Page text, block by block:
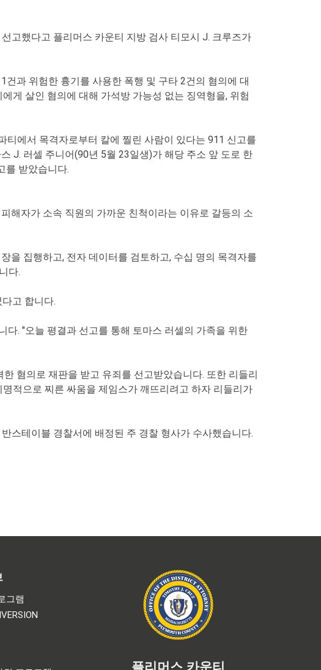
고했다고 플리머스 카운티 지방 검사 티모시 J. 크루즈가
과 위험한 흉기를 사용한 폭행 및 구타 2건의 혐의에 대
게 살인 혐의에 대해 가석방 가능성 없는 징역형을, 위험
에서 목격자로부터 칼에 찔린 사람이 있다는 911 신고를
J. 러셀 주니어(90년 5월 23일생)가 해당 주소 앞 도로 한
를 받았습니다.
해자가 소속 직원의 가까운 친척이라는 이유로 갈등의 소
을 집행하고, 전자 데이터를 검토하고, 수십 명의 목격자를
다.
고 합니다.
. "오늘 평결과 선고를 통해 토마스 러셀의 가족을 위한
혐의로 재판을 받고 유죄를 선고받았습니다. 또한 리들리
적으로 찌른 싸움을 제임스가 깨뜨리려고 하자 리들리가
스테이블 경찰서에 배정된 주 경찰 형사가 수사했습니다.
그램
플리머스 카운티